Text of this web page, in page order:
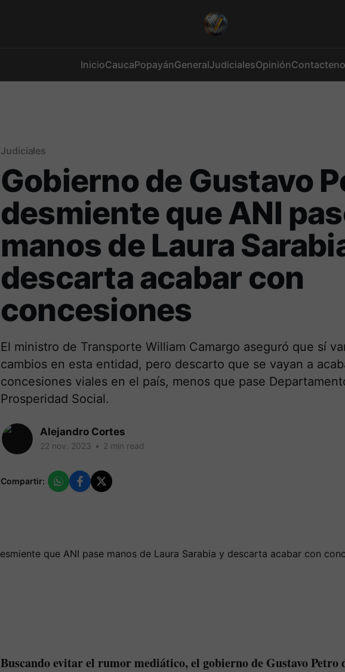
InicioCaucaPopayánGeneralJudicialesOpinión
Judiciales
Gobierno de Gustavo
desmiente que ANI
manos de Laura
descarta acabar con
concesiones
El ministro de Transporte William Camargo aseguró que sí
cambios en esta entidad, pero descarto que se vayan a
concesiones viales en el país, menos que pase
Prosperidad Social.
Alejandro Cortes
22 nov. 2023 • 2 min read
Compartir:
Buscando evitar el rumor mediático, el gobierno de Gustavo Petro